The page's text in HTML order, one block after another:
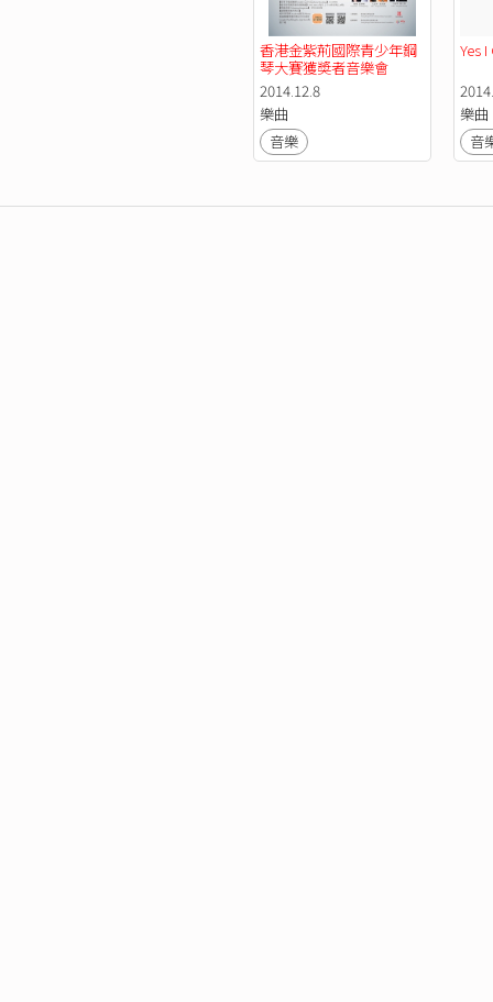
香港金紫荊國際青少年鋼
琴大賽獲奬者音樂會
2014.12.8
樂曲
音樂
Yes
樂曲
音